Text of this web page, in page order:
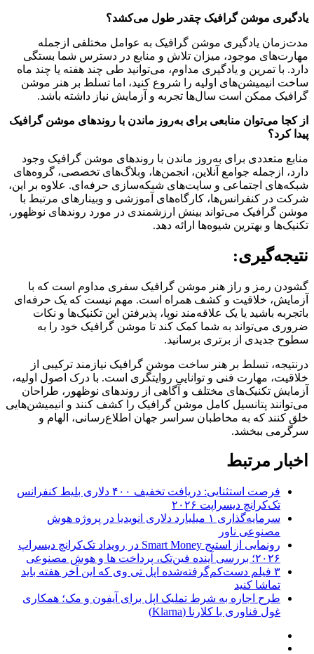
یادگیری موشن گرافیک چقدر طول می‌کشد؟
مدت‌زمان یادگیری موشن گرافیک به عوامل مختلفی ازجمله
مهارت‌های موجود، میزان تلاش و منابع در دسترس شما بستگی
دارد. با تمرین و یادگیری مداوم، می‌توانید طی چند هفته یا چند ماه
ساخت انیمیشن‌های اولیه را شروع کنید، اما تسلط بر هنر موشن
گرافیک ممکن است سال‌ها تجربه و آزمایش نیاز داشته باشد.
از کجا می‌توان منابعی برای به‌روز ماندن با روندهای موشن گرافیک
پیدا کرد؟
منابع متعددی برای به‌روز ماندن با روندهای موشن گرافیک وجود
دارد، ازجمله جوامع آنلاین، انجمن‌ها، وبلاگ‌های تخصصی، گروه‌های
شبکه‌های اجتماعی و سایت‌های شبکه‌سازی حرفه‌ای. علاوه بر این،
شرکت در کنفرانس‌ها، کارگاه‌های آموزشی و وبینارهای مرتبط با
موشن گرافیک می‌تواند بینش ارزشمندی در مورد روندهای نوظهور،
تکنیک‌ها و بهترین شیوه‌ها ارائه دهد.
نتیجه‌گیری:
گشودن رمز و راز هنر موشن گرافیک سفری مداوم است که با
آزمایش، خلاقیت و کشف همراه است. مهم نیست که یک حرفه‌ای
باتجربه باشید یا یک علاقه‌مند نوپا، پذیرفتن این تکنیک‌ها و نکات
ضروری می‌تواند به شما کمک کند تا موشن گرافیک خود را به
سطوح جدیدی از برتری برسانید.
درنتیجه، تسلط بر هنر ساخت موشن گرافیک نیازمند ترکیبی از
خلاقیت، مهارت فنی و توانایی روایتگری است. با درک اصول اولیه،
آزمایش تکنیک‌های مختلف و آگاهی از روندهای نوظهور، طراحان
می‌توانند پتانسیل کامل موشن گرافیک را کشف کنند و انیمیشن‌هایی
خلق کنند که به مخاطبان سراسر جهان اطلاع‌رسانی، الهام و
سرگرمی ببخشد.
اخبار مرتبط
فرصت استثنایی: دریافت تخفیف ۴۰۰ دلاری بلیط کنفرانس
تک‌کرانچ دیسراپت ۲۰۲۶
سرمایه‌گذاری ۱ میلیارد دلاری انویدیا در پروژه هوش
مصنوعی ناور
رونمایی از استیج Smart Money در رویداد تک‌کرانچ دیسراپ
۲۰۲۶؛ بررسی آینده فین‌تک، پرداخت‌ ها و هوش مصنوعی
۳ فیلم دست‌کم‌گرفته‌شده اپل تی وی که این آخر هفته باید
تماشا کنید
طرح اجاره به شرط تملیک اپل برای آیفون و مک؛ همکاری
غول فناوری با کلارنا (Klarna)